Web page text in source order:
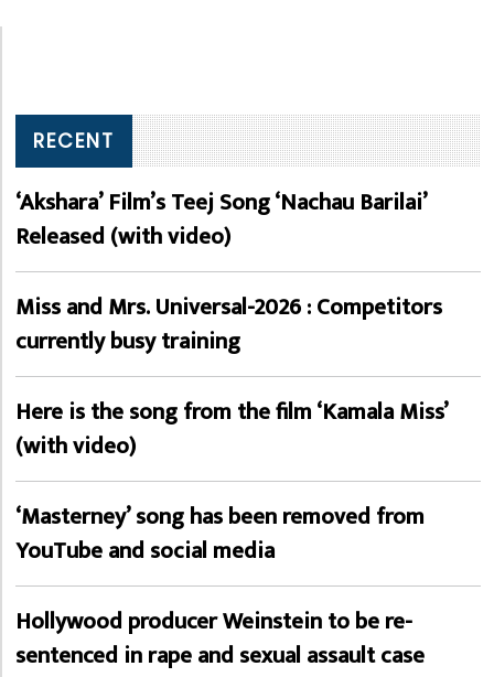
RECENT
‘Akshara’ Film’s Teej Song ‘Nachau Barilai’
Released (with video)
Miss and Mrs. Universal-2026 : Competitors
currently busy training
Here is the song from the film ‘Kamala Miss’
(with video)
‘Masterney’ song has been removed from
YouTube and social media
Hollywood producer Weinstein to be re-
sentenced in rape and sexual assault case